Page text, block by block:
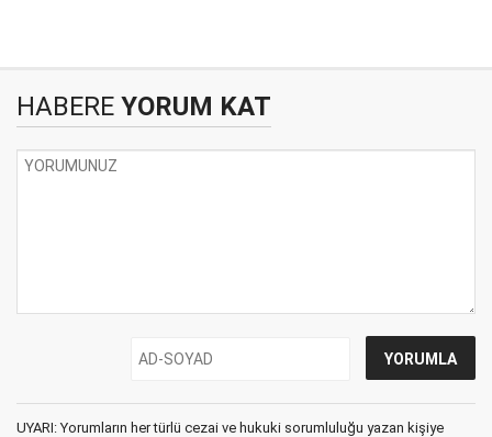
HABERE YORUM KAT
UYARI: Yorumların her türlü cezai ve hukuki sorumluluğu yazan kişiye